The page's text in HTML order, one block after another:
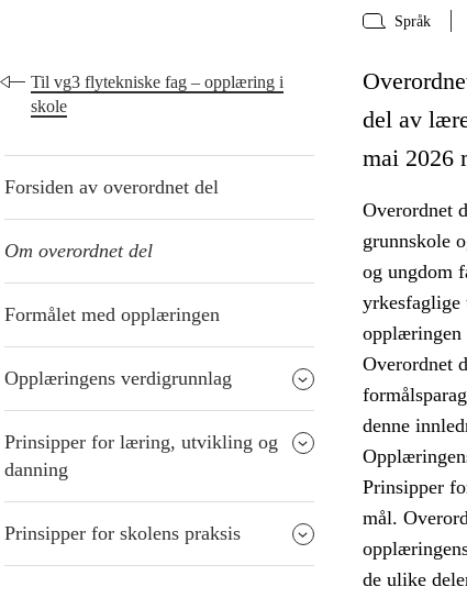
Språk
Til vg3 flytekniske fag – opplæring i
skole
Forsiden av overordnet del
Om overordnet del
Formålet med opplæringen
Opplæringens verdigrunnlag
Prinsipper for læring, utvikling og
danning
Prinsipper for skolens praksis
del av
mai 2026
Overordnet
grunnskole
og ungdom
yrkesfaglige
opplæringen
Overordnet
denne
Prinsipper
mål.
de ulike